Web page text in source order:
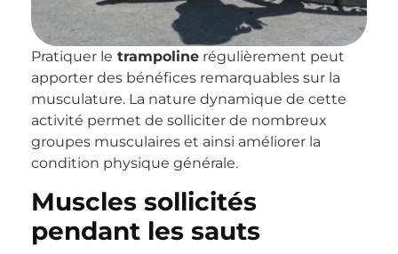
Pratiquer le trampoline régulièrement peut
apporter des bénéfices remarquables sur la
musculature. La nature dynamique de cette
activité permet de solliciter de nombreux
groupes musculaires et ainsi améliorer la
condition physique générale.
Muscles sollicités
pendant les sauts